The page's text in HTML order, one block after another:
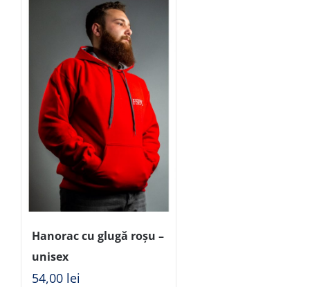
Hanorac cu glugă roșu –
unisex
54,00 lei